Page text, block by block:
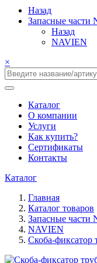
Назад
Запасные части
Назад
NAVIEN
×
Каталог
О компании
Услуги
Как купить?
Сертификаты
Контакты
Каталог
Главная
Каталог товаров
Запасные части
NAVIEN
Скоба-фиксатор